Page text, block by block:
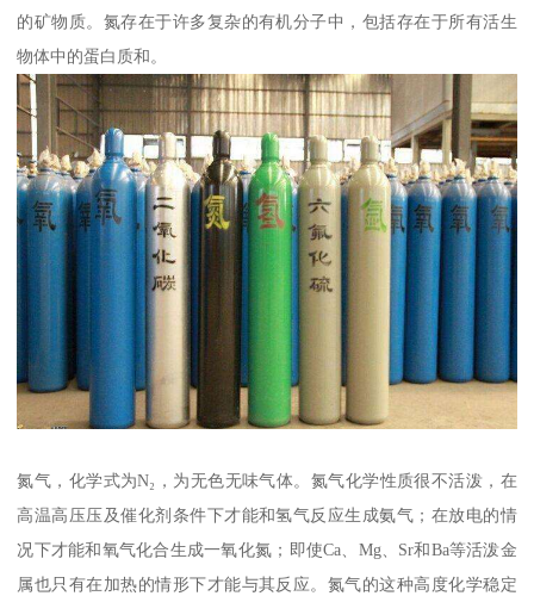
的矿物质。氮存在于许多复杂的有机分子中，包括存在于所有活生
物体中的蛋白质和。
氮气，化学式为N₂，为无色无味气体。氮气化学性质很不活泼，在
高温高压压及催化剂条件下才能和氢气反应生成氨气；在放电的情
况下才能和氧气化合生成一氧化氮；即使Ca、Mg、Sr和Ba等活泼金
属也只有在加热的情形下才能与其反应。氮气的这种高度化学稳定